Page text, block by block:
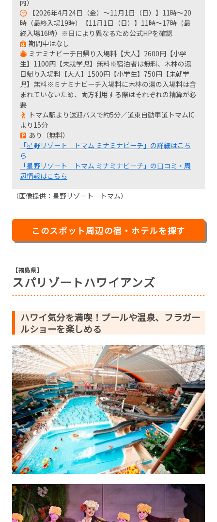
内）
【2026年4月24日（金）～11月1日（日）】11時～20
時（最終入場19時）【11月1日（日）】11時～17時（最
終入場16時）※日により異なるため公式HPを確認
期間中はなし
ミナミナビーチ日帰り入場料【大人】2600円【小学
生】1100円【未就学児】無料※宿泊者は無料、木林の湯
日帰り入場料【大人】1500円【小学生】750円【未就学
児】無料※ミナミナビーチ入場料に木林の湯の入場料は含
まれていないため、両方利用する際はそれぞれの精算が必
要
トマム駅より送迎バスで約5分／道東自動車道トマムIC
より15分
あり（無料）
「星野リゾート トマム ミナミナビーチ」の詳細はこち
ら
「星野リゾート トマム ミナミナビーチ」の口コミ・周
辺情報はこちら
（画像提供：星野リゾート トマム）
このスポット周辺の宿・ホテルを探す
【福島県】
スパリゾートハワイアンズ
ハワイ気分を満喫！プールや温泉、フラガー
ルショーを楽しめる